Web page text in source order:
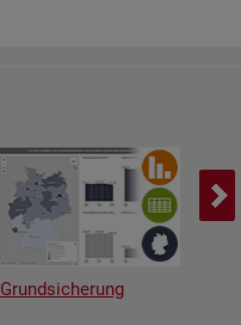
Grundsicherung